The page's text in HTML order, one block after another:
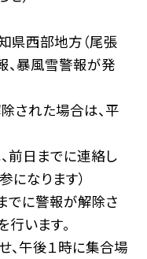
県西部地方（尾張
、暴風雪警報が発
された場合は、平
日までに連絡し
になります）
でに警報が解除さ
います。
後１時に集合場